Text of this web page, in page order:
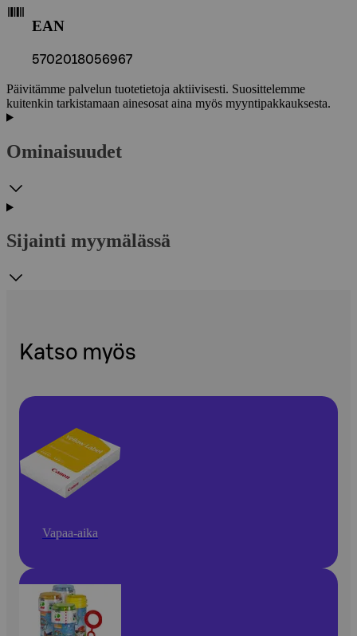
EAN
5702018056967
Päivitämme palvelun tuotetietoja aktiivisesti. Suosittelemme
kuitenkin tarkistamaan ainesosat aina myös myyntipakkauksesta.
Ominaisuudet
Sijainti myymälässä
Katso myös
Vapaa-aika